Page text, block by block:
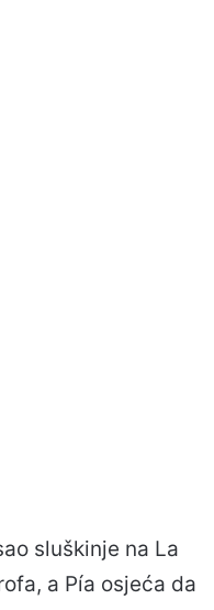
sluškinje na La
a Pía osjeća da